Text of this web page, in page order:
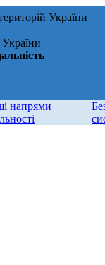
України
напрями